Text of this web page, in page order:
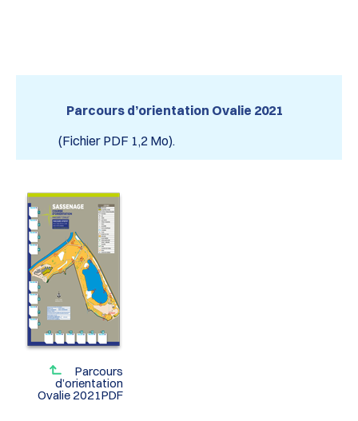
Parcours d’orientation Ovalie 2021
(Fichier PDF 1,2 Mo).
Parcours
d’orientation
Ovalie 2021PDF